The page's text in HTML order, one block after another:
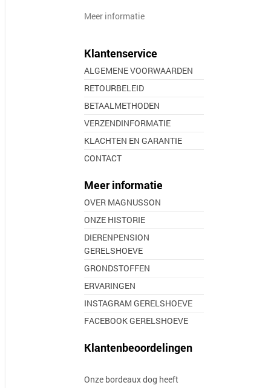
Meer informatie
Klantenservice
ALGEMENE VOORWAARDEN
RETOURBELEID
BETAALMETHODEN
VERZENDINFORMATIE
KLACHTEN EN GARANTIE
CONTACT
Meer informatie
OVER MAGNUSSON
ONZE HISTORIE
DIERENPENSION
GERELSHOEVE
GRONDSTOFFEN
ERVARINGEN
INSTAGRAM GERELSHOEVE
FACEBOOK GERELSHOEVE
Klantenbeoordelingen
Onze bordeaux dog heeft